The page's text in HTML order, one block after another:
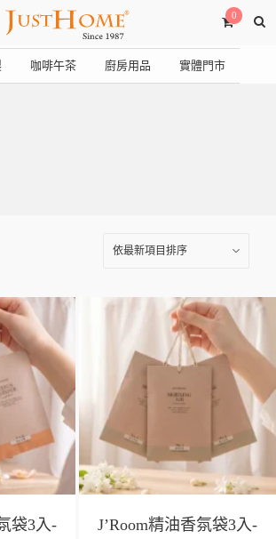
0
咖啡午茶 廚房用品 實體門市
袋3入-
J’Room精油香氛袋3入-